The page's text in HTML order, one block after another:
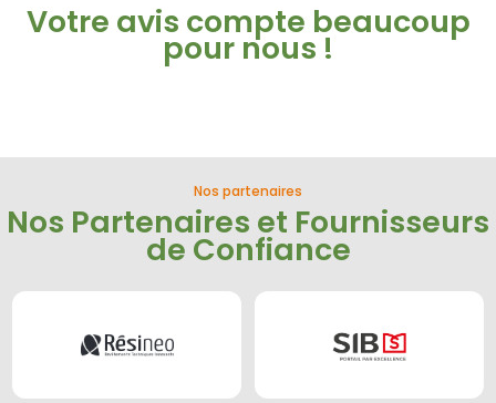
Votre avis compte beaucoup
pour nous !
Nos partenaires
Nos Partenaires et Fournisseurs
de Confiance